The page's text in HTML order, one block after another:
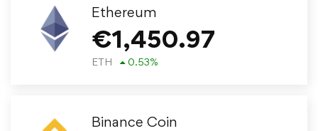
Ethereum
€1,450.97
ETH 0.53%
Binance Coin